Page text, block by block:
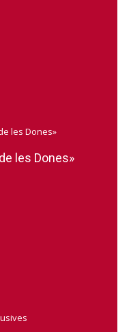
les Dones»